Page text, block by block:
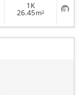
1K
26.45m² お
気
に
り